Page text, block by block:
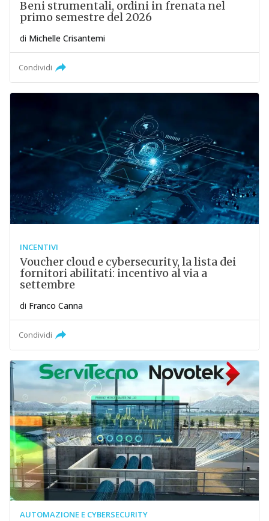
Beni strumentali, ordini in frenata nel
primo semestre del 2026
di Michelle Crisantemi
Condividi
INCENTIVI
Voucher cloud e cybersecurity, la lista dei
fornitori abilitati: incentivo al via a
settembre
di Franco Canna
Condividi
AUTOMAZIONE E CYBERSECURITY